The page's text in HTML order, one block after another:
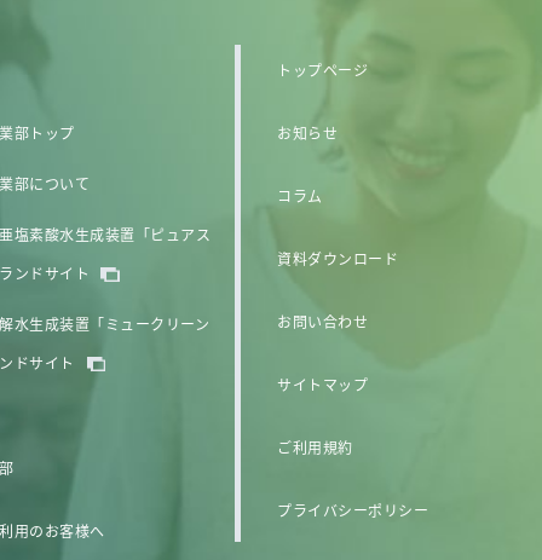
部トップ
部について
塩素酸水生成装置「ピュアス
ンドサイト
水生成装置「ミュークリーン
ドサイト
用のお客様へ
トップページ
お知らせ
コラム
資料ダウンロード
お問い合わせ
サイトマップ
ご利用規約
プライバシーポリシー